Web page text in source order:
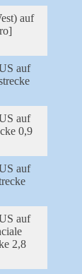
auf
auf
auf
0,9
auf
auf
2,8